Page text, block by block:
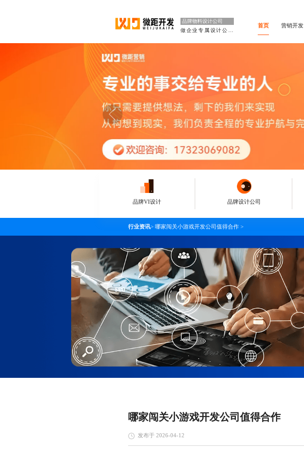
品牌物料设计公司
首页 营销开发
品牌VI设计 品牌设计公司
行业资讯> 哪家闯关小游戏开发公司值得合作 >
哪家闯关小游戏开发公司值得合作
发布于 2026-04-12